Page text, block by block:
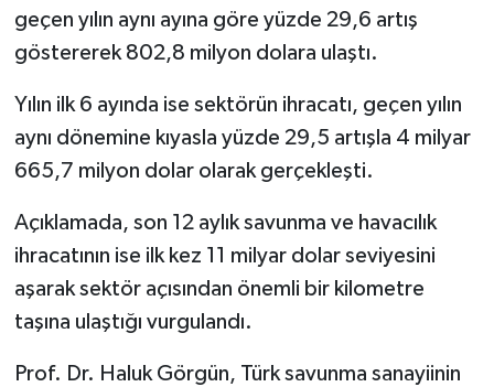
geçen yılın aynı ayına göre yüzde 29,6 artış
göstererek 802,8 milyon dolara ulaştı.
Yılın ilk 6 ayında ise sektörün ihracatı, geçen yılın
aynı dönemine kıyasla yüzde 29,5 artışla 4 milyar
665,7 milyon dolar olarak gerçekleşti.
Açıklamada, son 12 aylık savunma ve havacılık
ihracatının ise ilk kez 11 milyar dolar seviyesini
aşarak sektör açısından önemli bir kilometre
taşına ulaştığı vurgulandı.
Prof. Dr. Haluk Görgün, Türk savunma sanayiinin